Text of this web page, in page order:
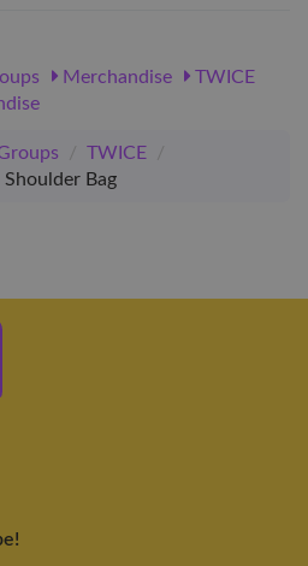
Merchandise
TWICE
/ TWICE
/
Bag